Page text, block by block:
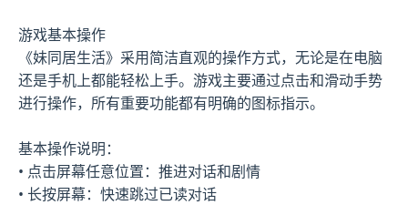
游戏基本操作
《妹同居生活》采用简洁直观的操作方式，无论是在电脑
还是手机上都能轻松上手。游戏主要通过点击和滑动手势
进行操作，所有重要功能都有明确的图标指示。
基本操作说明：
• 点击屏幕任意位置：推进对话和剧情
• 长按屏幕：快速跳过已读对话